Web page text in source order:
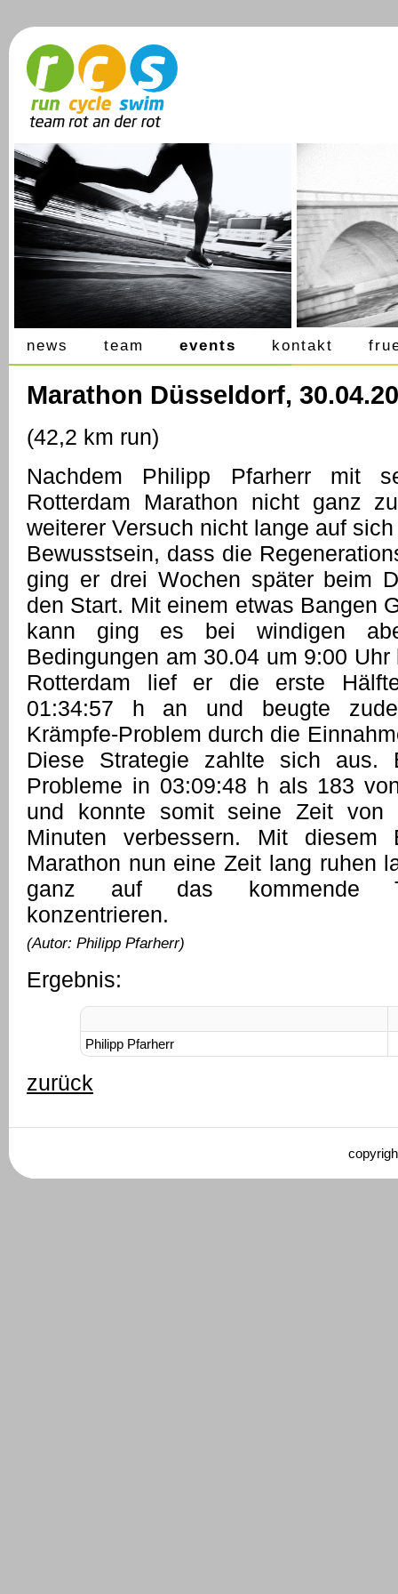
news team events kontakt
Marathon Düsseldorf,
(42,2 km run)
Nachdem Philipp Pfarherr mit
Rotterdam Marathon nicht ganz
weiterer Versuch nicht lange auf
Bewusstsein, dass die
ging er drei Wochen später beim
den Start. Mit einem etwas Bangen
kann ging es bei windigen
Bedingungen am 30.04 um 9:00
Rotterdam lief er die erste
01:34:57 h an und beugte
Krämpfe-Problem durch die
Diese Strategie zahlte sich aus.
Probleme in 03:09:48 h als 183
und konnte somit seine Zeit von
Minuten verbessern. Mit
Marathon nun eine Zeit lang ruhen
ganz auf das kommende
konzentrieren.
(Autor: Philipp Pfarherr)
Ergebnis:
Philipp Pfarherr
zurück